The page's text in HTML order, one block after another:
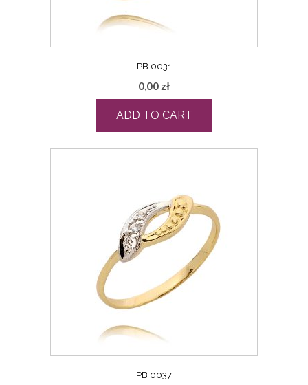
PB 0031
0,00 zł
ADD TO CART
PB 0037